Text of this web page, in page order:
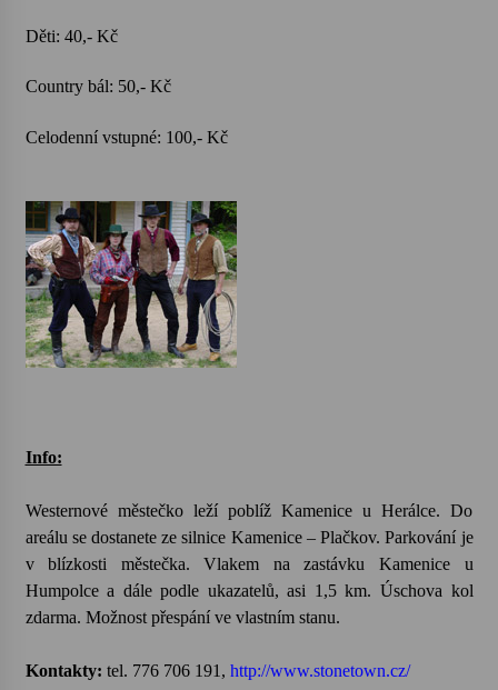
Děti: 40,- Kč
Country bál: 50,- Kč
Celodenní vstupné: 100,- Kč
Info:
Westernové městečko leží poblíž Kamenice u Herálce. Do
areálu se dostanete ze silnice Kamenice – Plačkov. Parkování je
v blízkosti městečka. Vlakem na zastávku Kamenice u
Humpolce a dále podle ukazatelů, asi 1,5 km. Úschova kol
zdarma. Možnost přespání ve vlastním stanu.
Kontakty: tel. 776 706 191, http://www.stonetown.cz/